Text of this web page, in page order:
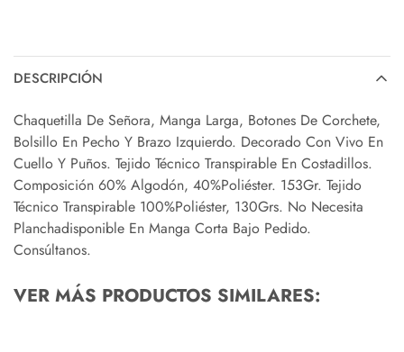
DESCRIPCIÓN
Chaquetilla De Señora, Manga Larga, Botones De Corchete,
Bolsillo En Pecho Y Brazo Izquierdo. Decorado Con Vivo En
Cuello Y Puños. Tejido Técnico Transpirable En Costadillos.
Composición 60% Algodón, 40%Poliéster. 153Gr. Tejido
Técnico Transpirable 100%Poliéster, 130Grs. No Necesita
Planchadisponible En Manga Corta Bajo Pedido.
Consúltanos.
VER MÁS PRODUCTOS SIMILARES: